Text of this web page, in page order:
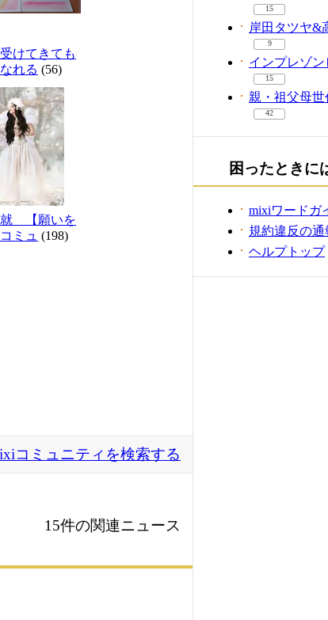
けてきても
れる (56)
就 【願いを
ミュ (198)
コミュニティを検索する
15件の関連ニュース
15
岸田タツヤ&
9
インプレゾ
15
親・祖父母世
42
困ったときに
mixiワードガ
規約違反の通
ヘルプトップ